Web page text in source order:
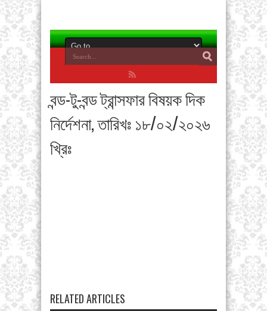
বন্ড-টু-বন্ড ট্রান্সফার বিষয়ক দিক
নির্দেশনা, তারিখঃ ১৮/০২/২০২৬
খ্রিঃ
RELATED ARTICLES